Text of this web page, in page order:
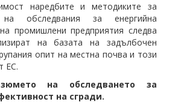
наредбите и методиките за
на обследвания за енергийна
промишлени предприятия следва
на базата на задълбочен
опит на местна почва и този
ЕС.
на обследването за
на сгради.